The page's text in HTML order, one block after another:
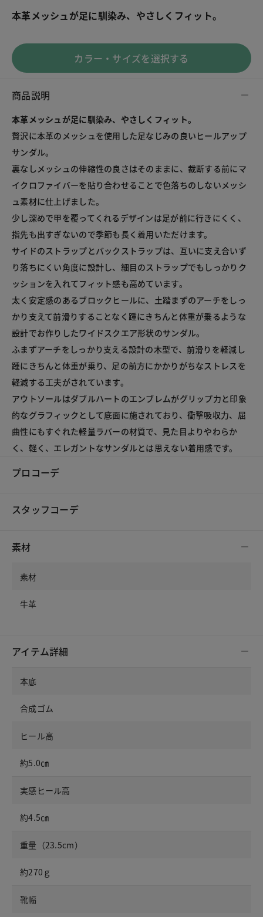
本革メッシュが足に馴染み、やさしくフィット。
カラー・サイズを選択する
商品説明
本革メッシュが足に馴染み、やさしくフィット。
贅沢に本革のメッシュを使用した足なじみの良いヒールアップ
サンダル。
裏なしメッシュの伸縮性の良さはそのままに、裁断する前にマ
イクロファイバーを貼り合わせることで色落ちのしないメッシ
ュ素材に仕上げました。
少し深めで甲を覆ってくれるデザインは足が前に行きにくく、
指先も出すぎないので季節も長く着用いただけます。
サイドのストラップとバックストラップは、互いに支え合いず
り落ちにくい角度に設計し、細目のストラップでもしっかりク
ッションを入れてフィット感も高めています。
太く安定感のあるブロックヒールに、土踏まずのアーチをしっ
かり支えて前滑りすることなく踵にきちんと体重が乗るような
設計でお作りしたワイドスクエア形状のサンダル。
ふまずアーチをしっかり支える設計の木型で、前滑りを軽減し
踵にきちんと体重が乗り、足の前方にかかりがちなストレスを
軽減する工夫がされています。
アウトソールはダブルハートのエンブレムがグリップ力と印象
的なグラフィックとして底面に施されており、衝撃吸収力、屈
曲性にもすぐれた軽量ラバーの材質で、見た目よりやわらか
く、軽く、エレガントなサンダルとは思えない着用感です。
プロコーデ
スタッフコーデ
素材
素材
牛革
アイテム詳細
本底
合成ゴム
ヒール高
約5.0㎝
実感ヒール高
約4.5㎝
重量（23.5cm）
約270ｇ
靴幅